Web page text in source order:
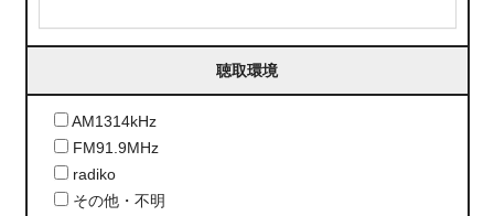
聴取環境
AM1314kHz
FM91.9MHz
radiko
その他・不明